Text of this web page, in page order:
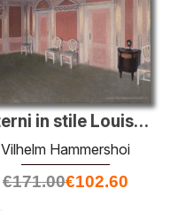
Interni in stile Louis Seize. Da casa dell'artista. Rahbeks Allé
Vilhelm Hammershoi
€171.00€102.60